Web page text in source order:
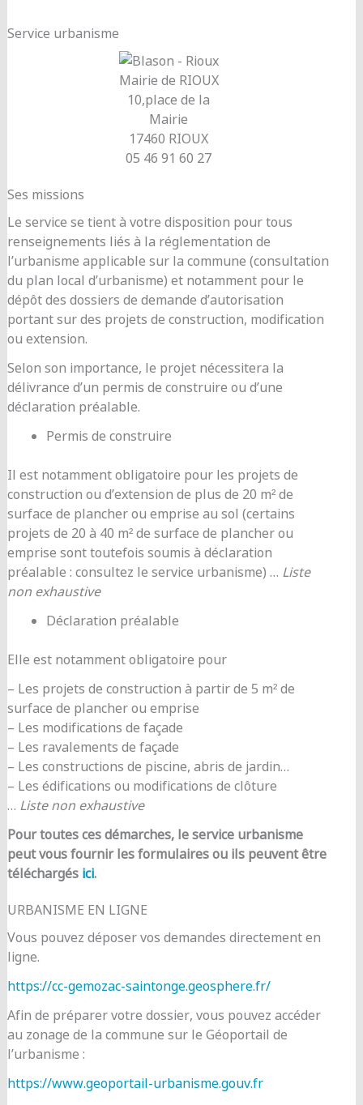
Service urbanisme
Mairie de RIOUX
10,place de la
Mairie
17460 RIOUX
05 46 91 60 27
Ses missions
Le service se tient à votre disposition pour tous
renseignements liés à la réglementation de
l’urbanisme applicable sur la commune (consultation
du plan local d’urbanisme) et notamment pour le
dépôt des dossiers de demande d’autorisation
portant sur des projets de construction, modification
ou extension.
Selon son importance, le projet nécessitera la
délivrance d’un permis de construire ou d’une
déclaration préalable.
Permis de construire
Il est notamment obligatoire pour les projets de
construction ou d’extension de plus de 20 m² de
surface de plancher ou emprise au sol (certains
projets de 20 à 40 m² de surface de plancher ou
emprise sont toutefois soumis à déclaration
préalable : consultez le service urbanisme) … Liste
non exhaustive
Déclaration préalable
Elle est notamment obligatoire pour
– Les projets de construction à partir de 5 m² de
surface de plancher ou emprise
– Les modifications de façade
– Les ravalements de façade
– Les constructions de piscine, abris de jardin…
– Les édifications ou modifications de clôture
… Liste non exhaustive
Pour toutes ces démarches, le service urbanisme
peut vous fournir les formulaires ou ils peuvent être
téléchargés ici.
URBANISME EN LIGNE
Vous pouvez déposer vos demandes directement en
ligne.
https://cc-gemozac-saintonge.geosphere.fr/
Afin de préparer votre dossier, vous pouvez accéder
au zonage de la commune sur le Géoportail de
l’urbanisme :
https://www.geoportail-urbanisme.gouv.fr